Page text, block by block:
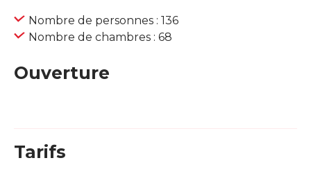
Nombre de personnes : 136
Nombre de chambres : 68
Ouverture
Tarifs